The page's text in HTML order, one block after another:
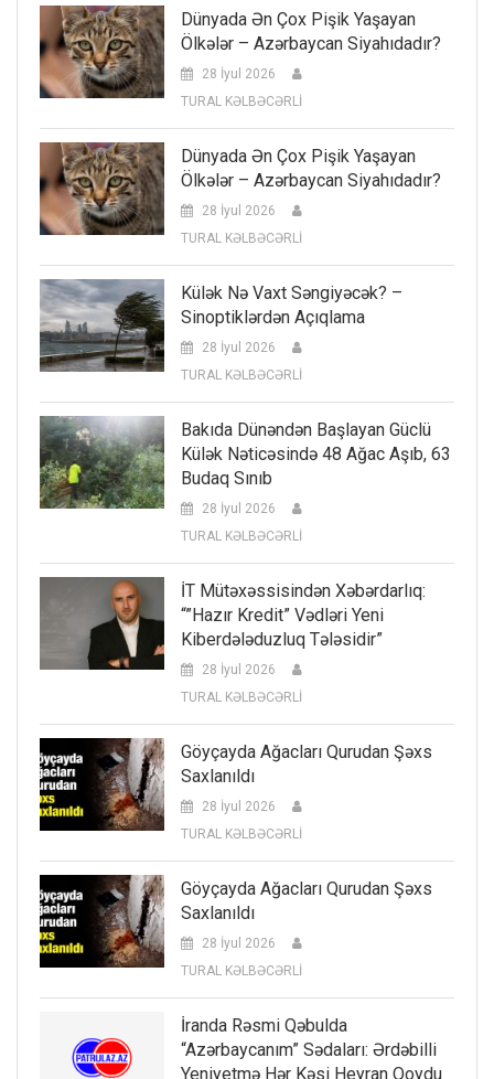
Dünyada Ən Çox Pişik Yaşayan
Ölkələr – Azərbaycan Siyahıdadır?
28 İyul 2026
TURAL KƏLBƏCƏRLİ
Dünyada Ən Çox Pişik Yaşayan
Ölkələr – Azərbaycan Siyahıdadır?
28 İyul 2026
TURAL KƏLBƏCƏRLİ
Külək Nə Vaxt Səngiyəcək? –
Sinoptiklərdən Açıqlama
28 İyul 2026
TURAL KƏLBƏCƏRLİ
Bakıda Dünəndən Başlayan Güclü
Külək Nəticəsində 48 Ağac Aşıb, 63
Budaq Sınıb
28 İyul 2026
TURAL KƏLBƏCƏRLİ
İT Mütəxəssisindən Xəbərdarlıq:
“”Hazır Kredit” Vədləri Yeni
Kiberdələduzluq Tələsidir”
28 İyul 2026
TURAL KƏLBƏCƏRLİ
Göyçayda Ağacları Qurudan Şəxs
Saxlanıldı
28 İyul 2026
TURAL KƏLBƏCƏRLİ
Göyçayda Ağacları Qurudan Şəxs
Saxlanıldı
28 İyul 2026
TURAL KƏLBƏCƏRLİ
İranda Rəsmi Qəbulda
“Azərbaycanım” Sədaları: Ərdəbilli
Yeniyetmə Hər Kəsi Heyran Qoydu